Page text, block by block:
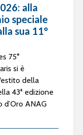
alla
speciale
sua 11°
75°
si è
della
43ª edizione
d’Oro ANAG